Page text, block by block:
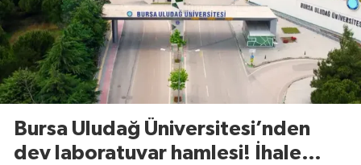
Bursa Uludağ Üniversitesi’nden
dev laboratuvar hamlesi! İhale